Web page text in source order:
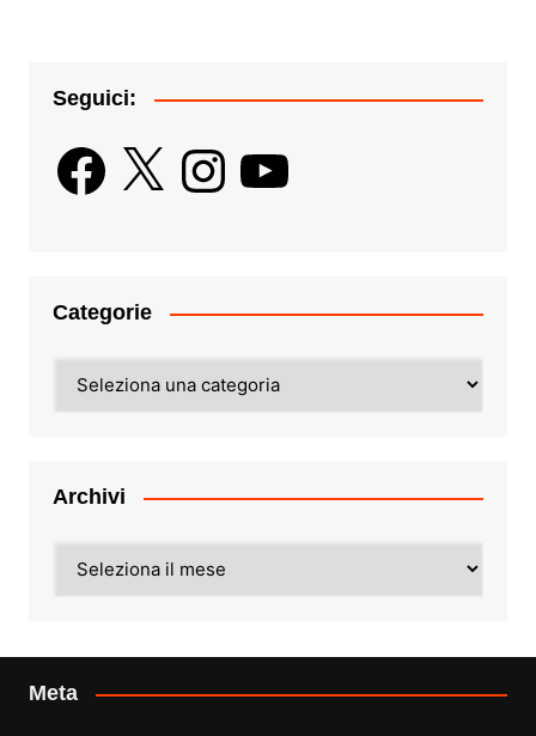
Seguici:
Facebook
X InstagramYouTube
Categorie
Archivi
Meta